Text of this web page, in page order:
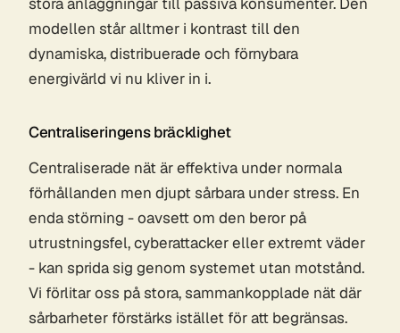
modellen står alltmer i kontrast till den
dynamiska, distribuerade och förnybara
energivärld vi nu kliver in i.
Centraliseringens bräcklighet
Centraliserade nät är effektiva under normala
förhållanden men djupt sårbara under stress. En
enda störning - oavsett om den beror på
utrustningsfel, cyberattacker eller extremt väder
- kan sprida sig genom systemet utan motstånd.
Vi förlitar oss på stora, sammankopplade nät där
sårbarheter förstärks istället för att begränsas.